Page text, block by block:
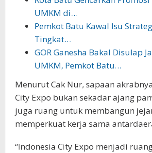
UMKM di…
Pemkot Batu Kawal Isu
Tingkat…
GOR Ganesha Bakal Disulap
UMKM, Pemkot Batu…
Menurut Cak Nur, sapaan
City Expo bukan sekadar ajang
juga ruang untuk membangun
memperkuat kerja sama
“Indonesia City Expo menjadi